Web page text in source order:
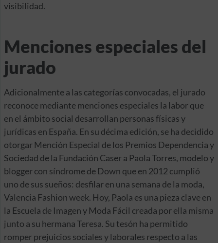
visibilidad.
Menciones especiales del
jurado
Adicionalmente a las categorías convocadas, el jurado
reconoce mediante menciones especiales la labor que
en el ámbito social desarrollan personas físicas y
jurídicas en España. En su décima edición, se ha decidido
otorgar Mención Especial de los Premios Dependencia y
Sociedad de la Fundación Caser a Paola Torres, modelo y
blogger con síndrome de Down que en 2012 cumplió
uno de sus sueños: desfilar en una semana de la moda,
Valencia Fashion week. Hoy, Paola es una pieza clave en
la Escuela de Imagen y Moda Fácil creada por ella misma
junto a su hermana Teresa. Su tesón ha permitido
romper prejuicios sociales y laborales respecto a las